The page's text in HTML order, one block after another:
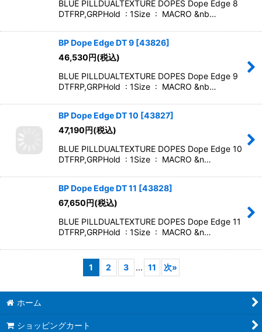
BLUE PILLDUALTEXTURE DOPES Dope Edge 8
DTFRP,GRPHold : 1Size : MACRO &nb…
BP Dope Edge DT 9 [43826]
46,530円(税込)
BLUE PILLDUALTEXTURE DOPES Dope Edge 9
DTFRP,GRPHold : 1Size : MACRO &nb…
BP Dope Edge DT 10 [43827]
47,190円(税込)
BLUE PILLDUALTEXTURE DOPES Dope Edge 10
DTFRP,GRPHold : 1Size : MACRO &n…
BP Dope Edge DT 11 [43828]
67,650円(税込)
BLUE PILLDUALTEXTURE DOPES Dope Edge 11
DTFRP,GRPHold : 1Size : MACRO &n…
1 2 3 ... 11 次»
ホーム
ショッピングカート